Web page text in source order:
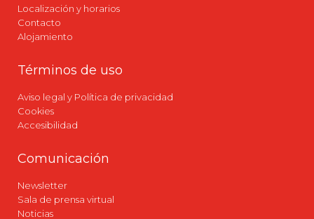
Localización y horarios
Contacto
Alojamiento
Términos de uso
Aviso legal y Política de privacidad
Cookies
Accesibilidad
Comunicación
Newsletter
Sala de prensa virtual
Noticias